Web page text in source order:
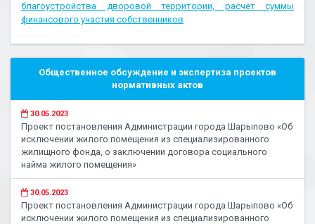
благоустройства дворовой территории, расчет суммы
финансового участия собственников
Общественное обсуждение и экспертиза проектов
нормативных актов
30.05.2023
Проект постановления Администрации города Шарыпово «Об
исключении жилого помещения из специализированного
жилищного фонда, о заключении договора социального
найма жилого помещения»
30.05.2023
Проект постановления Администрации города Шарыпово «Об
исключении жилого помещения из специализированного